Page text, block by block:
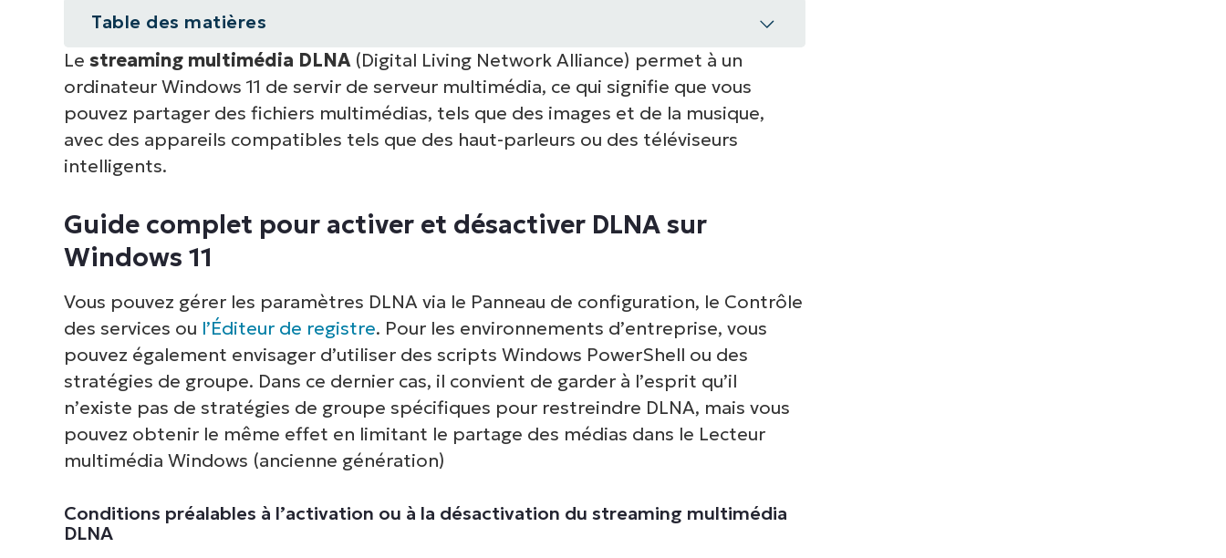
Table des matières
Guide complet pour activer et désactiver DLNA sur Windows 11
Pourquoi gérer le streaming multimédia DLNA ?
Maîtrisez les différentes façons d’activer ou de désactiver le streaming
multimédia DLNA dans Windows 11
Le streaming multimédia DLNA(Digital Living Network Alliance) permet à un
ordinateur Windows 11 de servir de serveur multimédia, ce qui signifie que vous
pouvez partager des fichiers multimédias, tels que des images et de la musique,
avec des appareils compatibles tels que des haut-parleurs ou des téléviseurs
intelligents.
Guide complet pour activer et désactiver DLNA sur
Windows 11
Vous pouvez gérer les paramètres DLNA via le Panneau de configuration, le Contrôle
des services ou l’Éditeur de registre. Pour les environnements d’entreprise, vous
pouvez également envisager d’utiliser des scripts Windows PowerShell ou des
stratégies de groupe. Dans ce dernier cas, il convient de garder à l’esprit qu’il
n’existe pas de stratégies de groupe spécifiques pour restreindre DLNA, mais vous
pouvez obtenir le même effet en limitant le partage des médias dans le Lecteur
multimédia Windows (ancienne génération)
Conditions préalables à l’activation ou à la désactivation du streaming multimédia
DLNA